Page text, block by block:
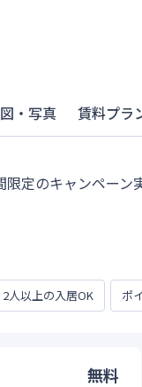
・写真 賃料プラ
定のキャンペーン
2人以上の入居OK ポ
無料